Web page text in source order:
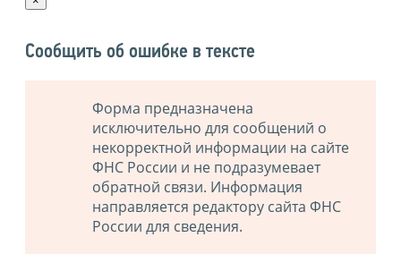
Сообщить об ошибке в тексте
Форма предназначена
исключительно для сообщений о
некорректной информации на сайте
ФНС России и не подразумевает
обратной связи. Информация
направляется редактору сайта ФНС
России для сведения.